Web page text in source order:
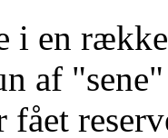
i en
af
fået